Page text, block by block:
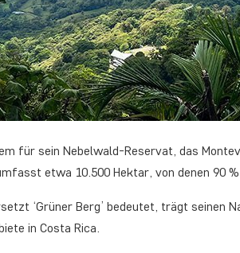
für sein Nebelwald-Reservat, das
etwa 10.500 Hektar, von denen 90
‘Grüner Berg’ bedeutet, trägt seinen
in Costa Rica.